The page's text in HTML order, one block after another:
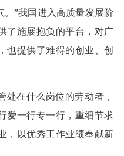
”我国进入高质量发展阶
了施展抱负的平台，对广
也提供了难得的创业、创
处在什么岗位的劳动者，
爱一行专一行，重细节求
，以优秀工作业绩奉献新